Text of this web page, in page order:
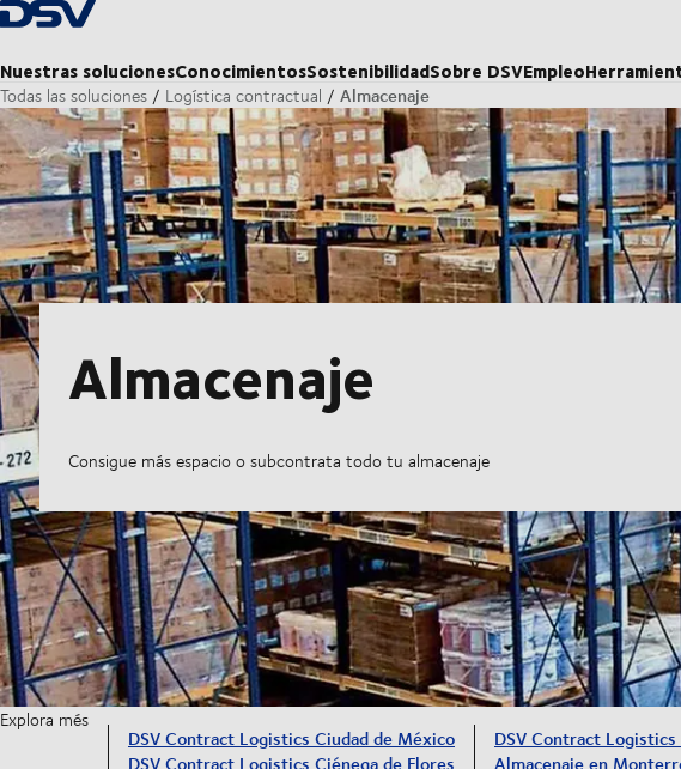
Volver a la página principal
Nuestras solucionesConocimientosSostenibilidadSobre DSVEmpleo
Todas las soluciones Logística contractual Almacenaje
Almacenaje
Consigue más espacio o subcontrata todo tu almacenaje
Explora més
DSV Contract Logistics Ciudad de México DSV Contract